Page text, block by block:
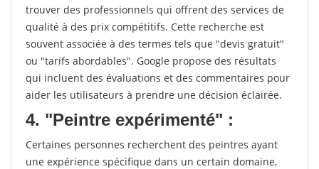
trouver des professionnels qui offrent des services de
qualité à des prix compétitifs. Cette recherche est
souvent associée à des termes tels que "devis gratuit"
ou "tarifs abordables". Google propose des résultats
qui incluent des évaluations et des commentaires pour
aider les utilisateurs à prendre une décision éclairée.
4. "Peintre expérimenté" :
Certaines personnes recherchent des peintres ayant
une expérience spécifique dans un certain domaine,